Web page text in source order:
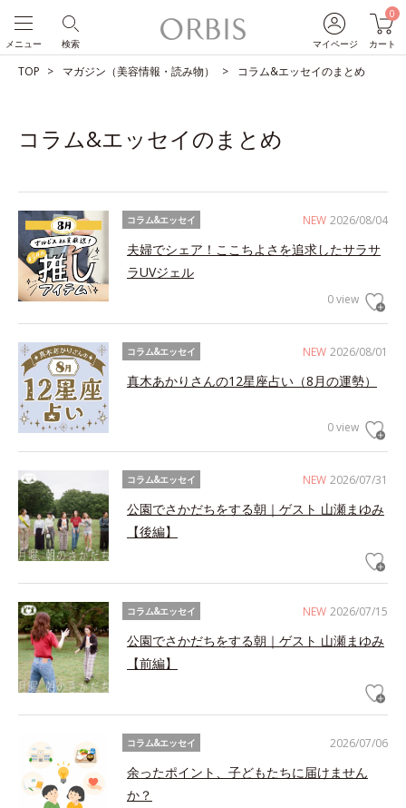
マイページ
0
カート
検索
メニュー
TOP マガジン（美容情報・読み物） コラム&エッセイのまとめ
コラム&エッセイのまとめ
NEW 2026/08/04
コラム&エッセイ
夫婦でシェア！ここちよさを追求したサラサ
ラUVジェル
0 view
NEW 2026/08/01
コラム&エッセイ
真木あかりさんの12星座占い（8月の運勢）
0 view
NEW 2026/07/31
コラム&エッセイ
公園でさかだちをする朝｜ゲスト 山瀬まゆみ
【後編】
NEW 2026/07/15
コラム&エッセイ
公園でさかだちをする朝｜ゲスト 山瀬まゆみ
【前編】
2026/07/06
コラム&エッセイ
余ったポイント、子どもたちに届けません
か？